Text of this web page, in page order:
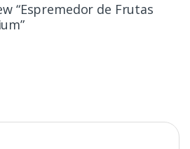
“Espremedor de Frutas